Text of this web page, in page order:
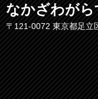
なかざわがら
〒121-0072 東京都足立